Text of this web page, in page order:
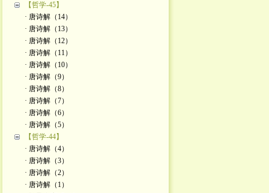
【哲学-45】
· 唐诗解（14）
· 唐诗解（13）
· 唐诗解（12）
· 唐诗解（11）
· 唐诗解（10）
· 唐诗解（9）
· 唐诗解（8）
· 唐诗解（7）
· 唐诗解（6）
· 唐诗解（5）
【哲学-44】
· 唐诗解（4）
· 唐诗解（3）
· 唐诗解（2）
· 唐诗解（1）